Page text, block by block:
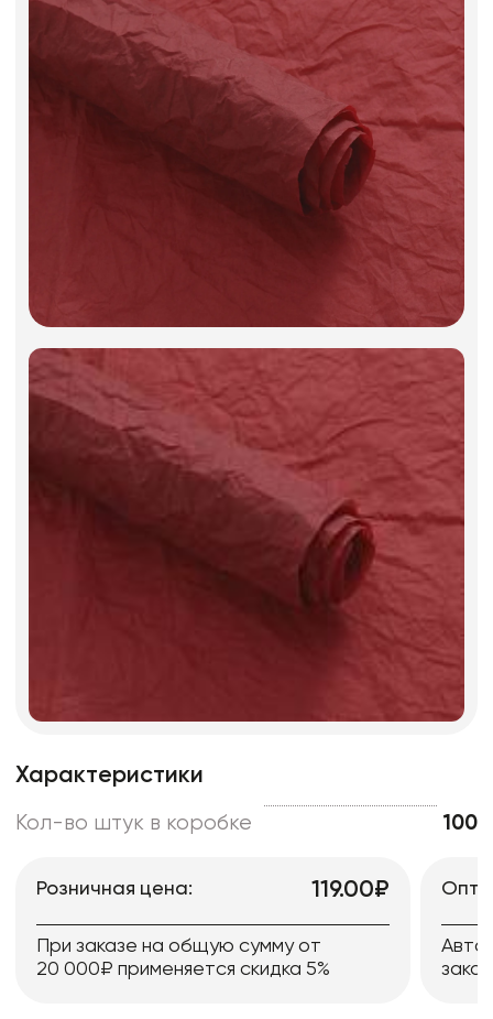
Декоративные вазы, кашпо
Характеристики
Кол-во штук в коробке 100
Розничная цена: 119.00₽
При заказе на общую сумму от
20 000₽ применяется скидка 5%